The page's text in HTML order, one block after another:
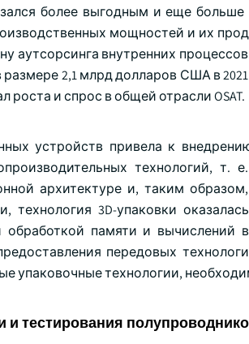
более выгодным и еще
мощностей и их
аутсорсинга внутренних
размере 2,1 млрд долларов США в
роста и спрос в общей отрасли OSAT.
устройств привела к
технологий, т.
архитектуре и, таким
технология 3D-упаковки
памяти и вычислений
передовых
упаковочные технологии,
и тестирования